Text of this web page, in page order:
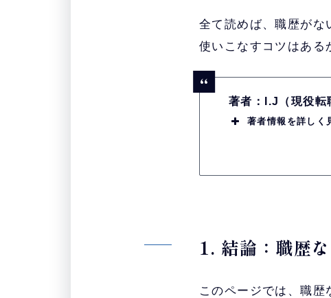
全て読めば、職歴がな
使いこなすコツはある
著者：I.J（現役転
著者情報を詳しく
1. 結論：職歴
このページでは、職